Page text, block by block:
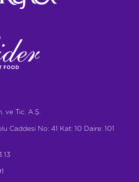
ve Tic. A.Ş.
Caddesi No: 41 Kat: 10 Daire: 101
13